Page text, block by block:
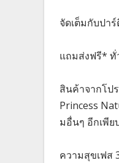
จัดเต็มกับปา
แถมส่งฟรี* ทั่
สินค้าจากโป
Princess
มอื่นๆ อีกเพี
ความสุขเฟส